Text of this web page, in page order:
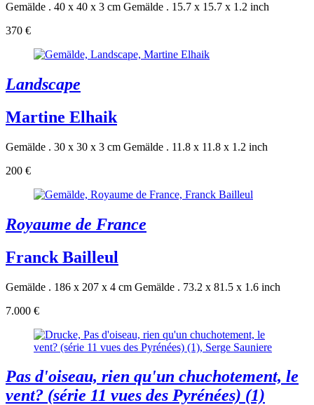
Gemälde . 40 x 40 x 3 cm Gemälde . 15.7 x 15.7 x 1.2 inch
370 €
Landscape
Martine Elhaik
Gemälde . 30 x 30 x 3 cm Gemälde . 11.8 x 11.8 x 1.2 inch
200 €
Royaume de France
Franck Bailleul
Gemälde . 186 x 207 x 4 cm Gemälde . 73.2 x 81.5 x 1.6 inch
7.000 €
Pas d'oiseau, rien qu'un chuchotement, le
vent? (série 11 vues des Pyrénées) (1)